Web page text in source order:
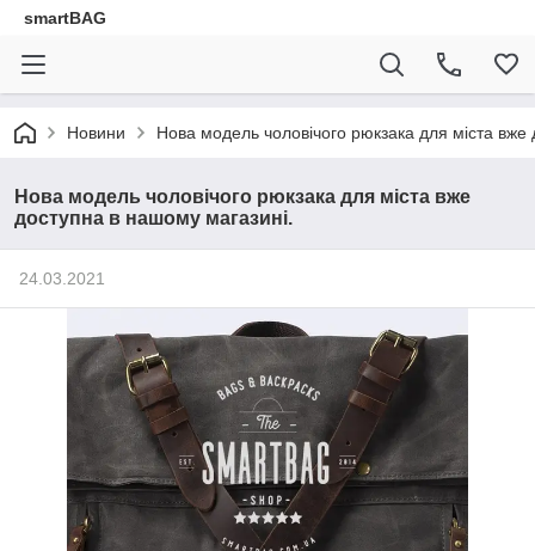
smartBAG
Новини Нова модель чоловічого рюкзака для міста
Нова модель чоловічого рюкзака для міста вже
доступна в нашому магазині.
24.03.2021